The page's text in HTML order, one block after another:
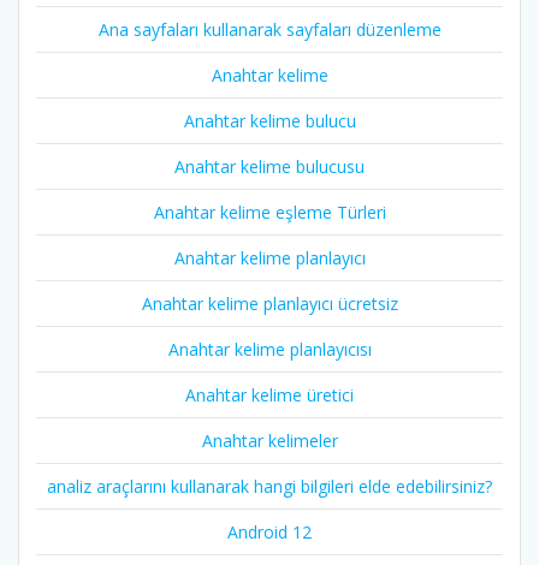
Ana sayfaları kullanarak sayfaları düzenleme
Anahtar kelime
Anahtar kelime bulucu
Anahtar kelime bulucusu
Anahtar kelime eşleme Türleri
Anahtar kelime planlayıcı
Anahtar kelime planlayıcı ücretsiz
Anahtar kelime planlayıcısı
Anahtar kelime üretici
Anahtar kelimeler
analiz araçlarını kullanarak hangi bilgileri elde edebilirsiniz?
Android 12